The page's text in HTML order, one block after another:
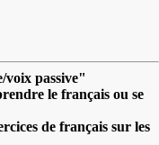
voix passive"
le français ou se
de français sur les